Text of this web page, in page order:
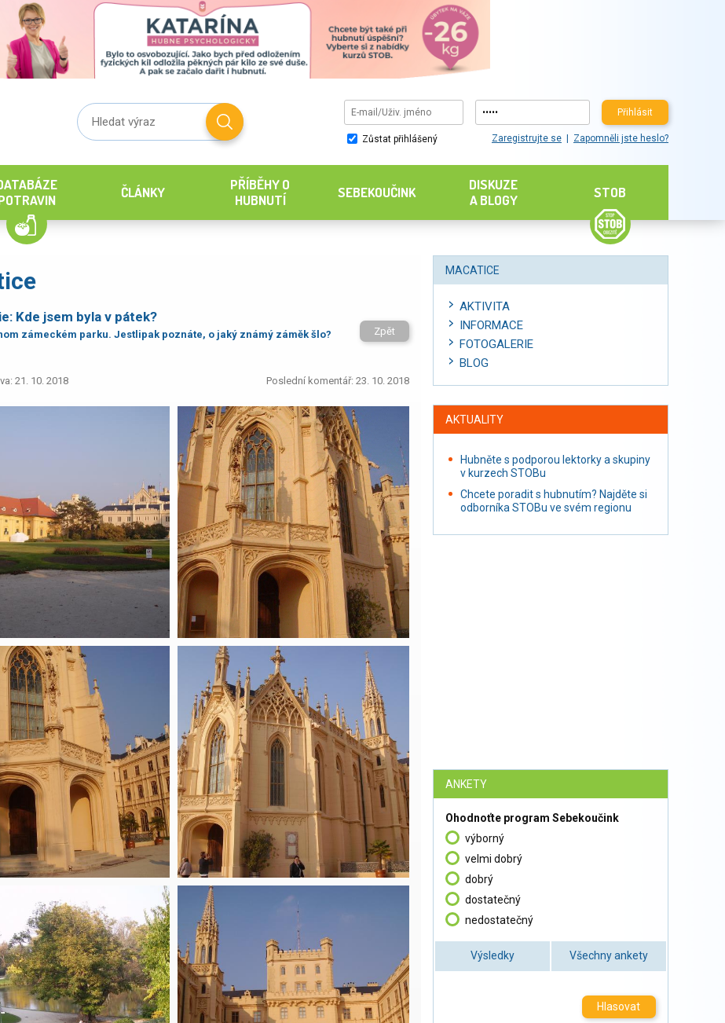
Přihlásit
Zůstat přihlášený Zaregistrujte se Zapomněli jste heslo?
ČLÁNKY
PŘÍBĚHY O
HUBNUTÍ
SEBEKOUČINK
DISKUZE
A BLOGY
STOB
Kde jsem byla v pátek?
zámeckém parku. Jestlipak poznáte, o jaký známý záměk šlo? Zpět
21. 10. 2018 Poslední komentář: 23. 10. 2018
MACATICE
AKTIVITA
INFORMACE
FOTOGALERIE
BLOG
AKTUALITY
Hubněte s podporou lektorky a skupiny
v kurzech STOBu
Chcete poradit s hubnutím? Najděte si
odborníka STOBu ve svém regionu
ANKETY
Ohodnoťte program Sebekoučink
výborný
velmi dobrý
dobrý
dostatečný
nedostatečný
Výsledky Všechny ankety
Hlasovat